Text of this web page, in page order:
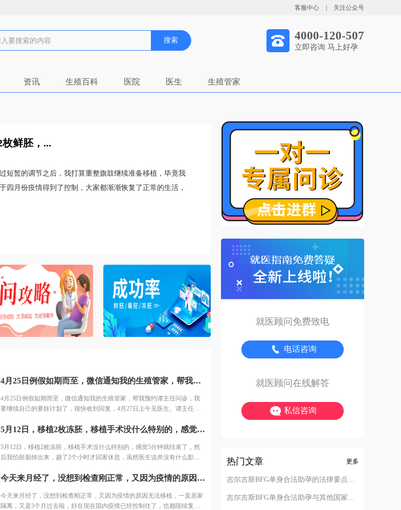
客服中心 | 关注公众号
搜索 4000-120-507
立即咨询 马上好孕
资讯 生殖百科 医院 医生 生殖管家
鲜胚，...
短暂的调节之后，我打算重整旗鼓继续准备移植，毕竟我
月份疫情得到了控制，大家都渐渐恢复了正常的生活，
4月25日例假如期而至，微信通知我的生殖管家，帮我预约谭主任问诊，我要继续自己的要娃计划了，很快收到回复，4月27日上午见医生。谭主任给安排做了B超，内膜0.52mm，给我开了方案准备内膜，让一星期后过来复查内膜，我等着生殖管家给我开好药之后，我就回家了。然后就开启每日服药模式。
4月25日例假如期而至，微信通知我的生殖管家，帮我预约谭主任问诊，我
要继续自己的要娃计划了，很快收到回复，4月27日上午见医生。谭主任给
内膜，我等着生殖管家给我开好药之后，我就回家了。然后就开启每日服药5月12日，移植2枚冻胚，移植手术没什么特别的，感觉5分钟就结束了，然后我怕胚胎掉出来，趟了2个小时才回家休息，虽然医生说并没有什么影响，但是还是过不了心里这一关呀。5月25日按照医生的医嘱抽血验孕，HCG546.68，第二次冻胚移植成功好孕，我还是比较幸运哒，分享给姐妹们我的好消息，希望大家都能尽快好孕。
5月12日，移植2枚冻胚，移植手术没什么特别的，感觉5分钟就结束了，然
后我怕胚胎掉出来，趟了2个小时才回家休息，虽然医生说并没有什么影
HCG546.68，第二次冻胚移植成功好孕，我还是比较幸运哒，分享给姐妹们今天来月经了，没想到检查刚正常，又因为疫情的原因无法移植，一直居家隔离，又是3个月过去啦，好在现在国内疫情已经控制住了，也都陆续复工复查了，医院也终于上班啦，终于可以准备移植啦，联系管家给我预约高医生面诊，告诉她我要准备继续移植啦！
今天来月经了，没想到检查刚正常，又因为疫情的原因无法移植，一直居家
隔离，又是3个月过去啦，好在现在国内疫情已经控制住了，也都陆续复工
就医顾问免费致电
电话咨询
就医顾问在线解答
私信咨询
热门文章 更多
吉尔吉斯BFG单身合法助孕的法律要点解析
吉尔吉斯BFG单身合法助孕与其他国家对比